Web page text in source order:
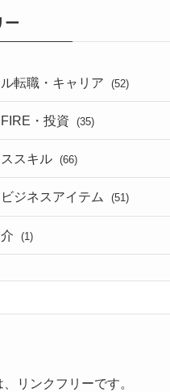
ー
転職・キャリア (52)
・投資 (35)
スキル (66)
ジネスアイテム (51)
(1)
リンクフリーです。